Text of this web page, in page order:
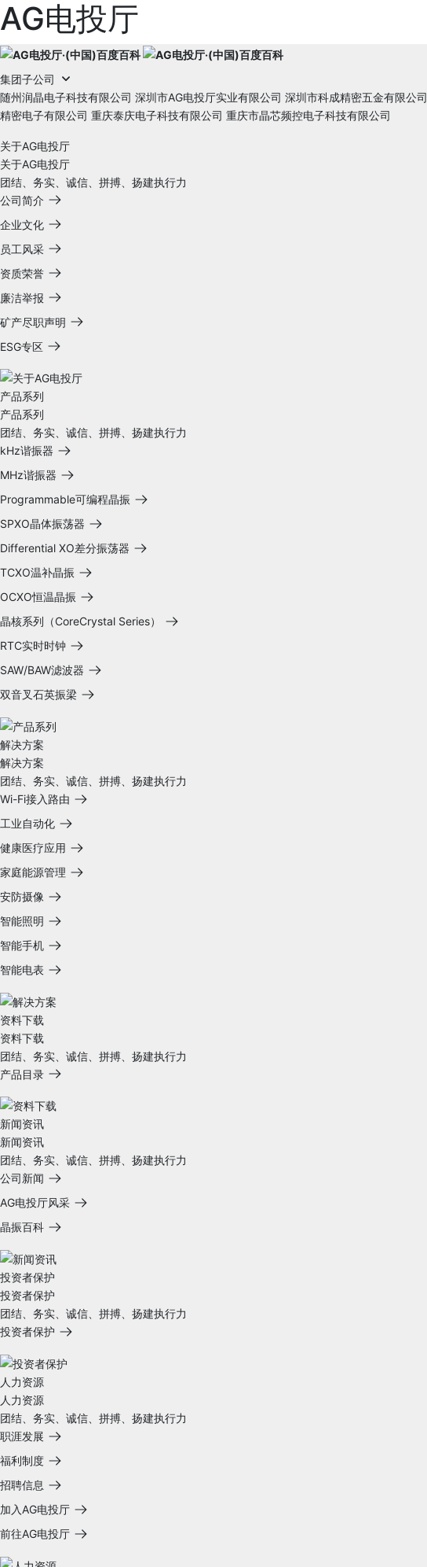
AG电投厅
集团子公司
随州润晶电子科技有限公司 深圳市AG电投厅实业有限公司 深圳市科成精密五金有限公司
精密电子有限公司 重庆泰庆电子科技有限公司 重庆市晶芯频控电子科技有限公司
关于AG电投厅
关于AG电投厅
团结、务实、诚信、拼搏、扬建执行力
公司简介
企业文化
员工风采
资质荣誉
廉洁举报
矿产尽职声明
ESG专区
产品系列
产品系列
团结、务实、诚信、拼搏、扬建执行力
kHz谐振器
MHz谐振器
Programmable可编程晶振
SPXO晶体振荡器
Differential XO差分振荡器
TCXO温补晶振
OCXO恒温晶振
晶核系列（CoreCrystal Series）
RTC实时时钟
SAW/BAW滤波器
双音叉石英振梁
解决方案
解决方案
团结、务实、诚信、拼搏、扬建执行力
Wi-Fi接入路由
工业自动化
健康医疗应用
家庭能源管理
安防摄像
智能照明
智能手机
智能电表
资料下载
资料下载
团结、务实、诚信、拼搏、扬建执行力
产品目录
新闻资讯
新闻资讯
团结、务实、诚信、拼搏、扬建执行力
公司新闻
AG电投厅风采
晶振百科
投资者保护
投资者保护
团结、务实、诚信、拼搏、扬建执行力
投资者保护
人力资源
人力资源
团结、务实、诚信、拼搏、扬建执行力
职涯发展
福利制度
招聘信息
加入AG电投厅
前往AG电投厅